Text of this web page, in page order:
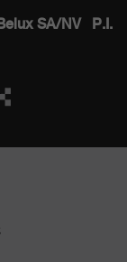
SA/NV P.I.